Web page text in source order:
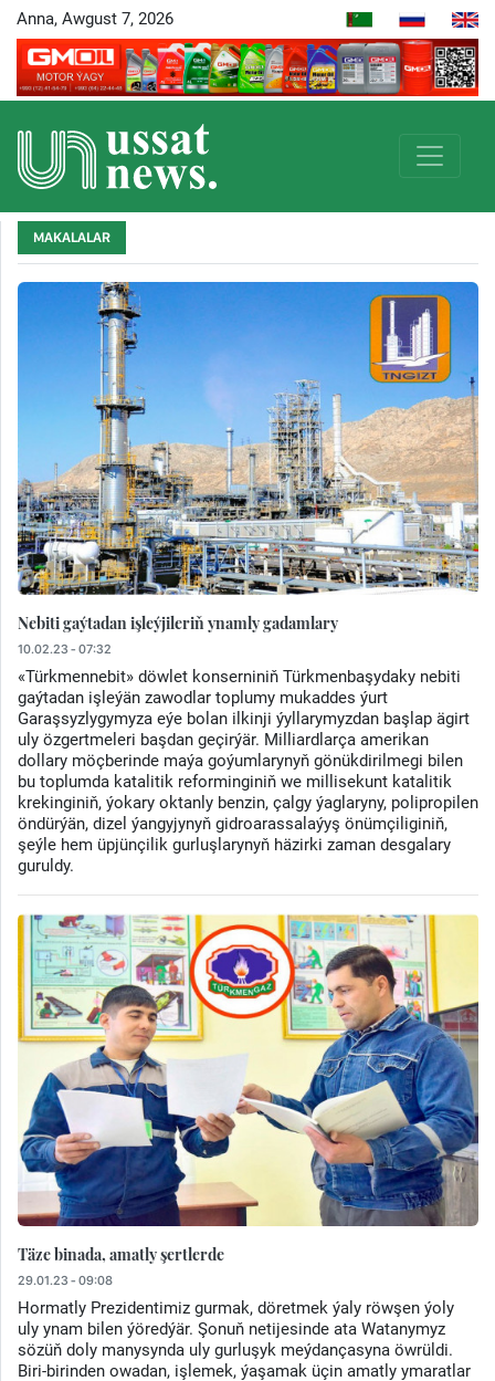
Anna, Awgust 7, 2026
MAKALALAR
Nebiti gaýtadan işleýjileriň ynamly gadamlary
10.02.23 - 07:32
«Türkmennebit» döwlet konserniniň Türkmenbaşydaky nebiti
gaýtadan işleýän zawodlar toplumy mukaddes ýurt
Garaşsyzlygymyza eýe bolan ilkinji ýyllarymyzdan başlap ägirt
uly özgertmeleri başdan geçirýär. Milliardlarça amerikan
dollary möçberinde maýa goýumlarynyň gönükdirilmegi bilen
bu toplumda katalitik reforminginiň we millisekunt katalitik
krekinginiň, ýokary oktanly benzin, çalgy ýaglaryny, polipropilen
öndürýän, dizel ýangyjynyň gidroarassalaýyş önümçiliginiň,
şeýle hem üpjünçilik gurluşlarynyň häzirki zaman desgalary
guruldy.
Täze binada, amatly şertlerde
29.01.23 - 09:08
Hormatly Prezidentimiz gurmak, döretmek ýaly röwşen ýoly
uly ynam bilen ýöredýär. Şonuň netijesinde ata Watanymyz
sözüň doly manysynda uly gurluşyk meýdançasyna öwrüldi.
Biri-birinden owadan, işlemek, ýaşamak üçin amatly ymaratlar